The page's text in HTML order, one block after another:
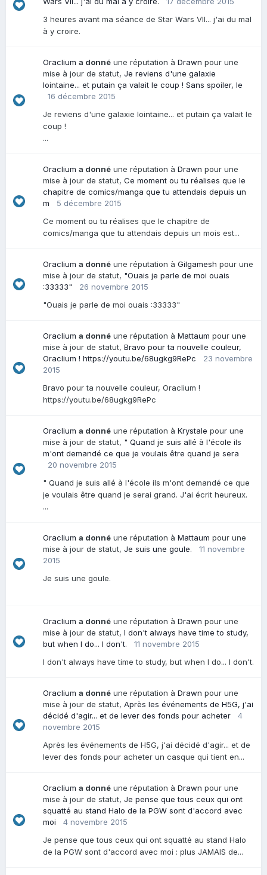
3 heures avant ma séance de Star Wars VII... j'ai du mal
à y croire.
Oraclium a donné une réputation à Drawn pour une
mise à jour de statut, Je reviens d'une galaxie
lointaine... et putain ça valait le coup ! Sans spoiler, le
16 décembre 2015
Je reviens d'une galaxie lointaine... et putain ça valait le
coup !
...
Oraclium a donné une réputation à Drawn pour une
mise à jour de statut, Ce moment ou tu réalises que le
chapitre de comics/manga que tu attendais depuis un
m
5 décembre 2015
Ce moment ou tu réalises que le chapitre de
comics/manga que tu attendais depuis un mois est...
Oraclium a donné une réputation à Gilgamesh pour une
mise à jour de statut, "Ouais je parle de moi ouais
:33333"
26 novembre 2015
"Ouais je parle de moi ouais :33333"
Oraclium a donné une réputation à Mattaum pour une
mise à jour de statut, Bravo pour ta nouvelle couleur,
Oraclium ! https://youtu.be/68ugkg9RePc
23 novembre
2015
Bravo pour ta nouvelle couleur, Oraclium !
https://youtu.be/68ugkg9RePc
Oraclium a donné une réputation à Krystale pour une
mise à jour de statut, " Quand je suis allé à l'école ils
m'ont demandé ce que je voulais être quand je sera
20 novembre 2015
" Quand je suis allé à l'école ils m'ont demandé ce que
je voulais être quand je serai grand. J'ai écrit heureux.
...
Oraclium a donné une réputation à Mattaum pour une
mise à jour de statut, Je suis une goule.
11 novembre
2015
Je suis une goule.
Oraclium a donné une réputation à Drawn pour une
mise à jour de statut, I don't always have time to study,
but when I do... I don't.
11 novembre 2015
I don't always have time to study, but when I do... I don't.
Oraclium a donné une réputation à Drawn pour une
mise à jour de statut, Après les événements de H5G, j'ai
décidé d'agir... et de lever des fonds pour acheter
4
novembre 2015
Après les événements de H5G, j'ai décidé d'agir... et de
lever des fonds pour acheter un casque qui tient en...
Oraclium a donné une réputation à Drawn pour une
mise à jour de statut, Je pense que tous ceux qui ont
squatté au stand Halo de la PGW sont d'accord avec
moi
4 novembre 2015
Je pense que tous ceux qui ont squatté au stand Halo
de la PGW sont d'accord avec moi : plus JAMAIS de...